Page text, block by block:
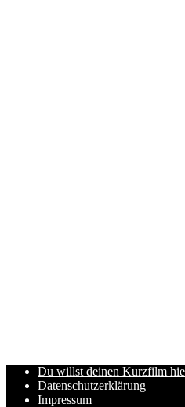
Du willst deinen Kurzfilm
Datenschutzerklärung
Impressum